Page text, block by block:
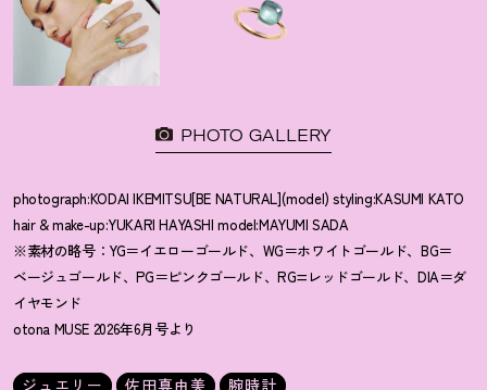
PHOTO GALLERY
photograph:KODAI IKEMITSU[BE NATURAL](model) styling:KASUMI KATO
hair & make-up:YUKARI HAYASHI model:MAYUMI SADA
※素材の略号：YG＝イエローゴールド、WG＝ホワイトゴールド、BG＝
ベージュゴールド、PG＝ピンクゴールド、RG=レッドゴールド、DIA＝ダ
イヤモンド
otona MUSE 2026年6月号より